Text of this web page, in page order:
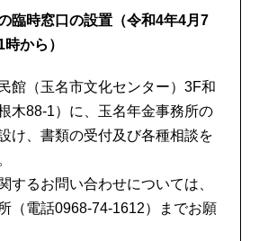
臨時窓口の設置（令和4年4月7
から）
館（玉名市文化センター）3F和
木88-1）に、玉名年金事務所の
け、書類の受付及び各種相談を
するお問い合わせについては、
（電話0968-74-1612）までお願